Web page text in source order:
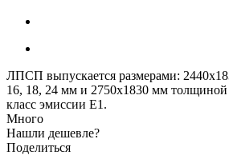
ЛПСП выпускается размерами:
16, 18, 24 мм и 2750х1830 мм
класс эмиссии Е1.
Много
Нашли дешевле?
Поделиться